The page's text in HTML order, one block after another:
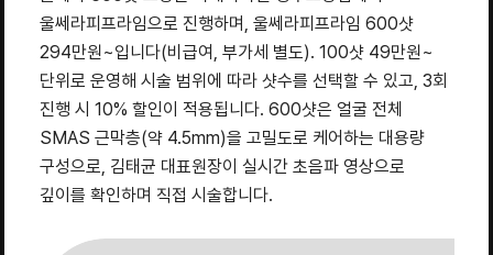
울쎄라피프라임으로 진행하며, 울쎄라피프라임 600샷
294만원~입니다(비급여, 부가세 별도). 100샷 49만원~
단위로 운영해 시술 범위에 따라 샷수를 선택할 수 있고, 3회
진행 시 10% 할인이 적용됩니다. 600샷은 얼굴 전체
SMAS 근막층(약 4.5mm)을 고밀도로 케어하는 대용량
구성으로, 김태균 대표원장이 실시간 초음파 영상으로
깊이를 확인하며 직접 시술합니다.